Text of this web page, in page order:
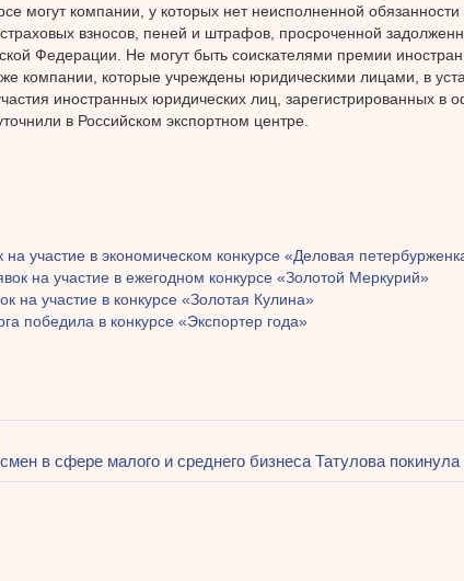
могут компании, у которых нет неисполненной обязанности
взносов, пеней и штрафов, просроченной
Федерации. Не могут быть соискателями премии
компании, которые учреждены юридическими лицами, в
иностранных юридических лиц, зарегистрированных в
в Российском экспортном центре.
участие в экономическом конкурсе «Деловая
на участие в ежегодном конкурсе «Золотой Меркурий»
на участие в конкурсе «Золотая Кулина»
победила в конкурсе «Экспортер года»
в сфере малого и среднего бизнеса Татулова